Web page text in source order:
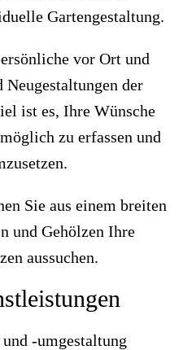
Gartengestaltung.
vor Ort und
Neugestaltungen der
ist es, Ihre Wünsche
zu erfassen und
Sie aus einem breiten
und Gehölzen Ihre
aussuchen.
-umgestaltung